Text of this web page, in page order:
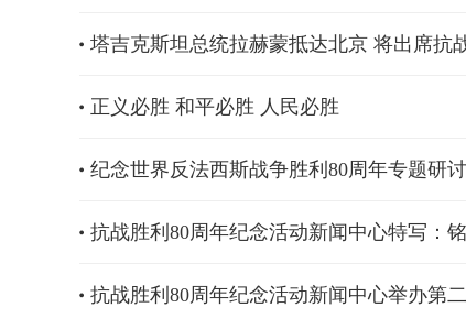
塔吉克斯坦总统拉赫蒙抵达北京 将出席抗
正义必胜 和平必胜 人民必胜
纪念世界反法西斯战争胜利80周年专题研
抗战胜利80周年纪念活动新闻中心特写：
抗战胜利80周年纪念活动新闻中心举办第